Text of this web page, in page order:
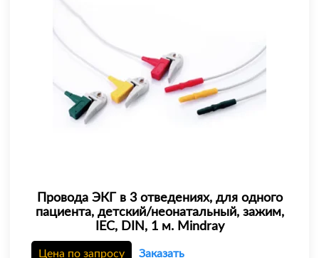
Провода ЭКГ в 3 отведениях, для одного
пациента, детский/неонатальный, зажим,
IEC, DIN, 1 м. Mindray
Цена по запросу Заказать